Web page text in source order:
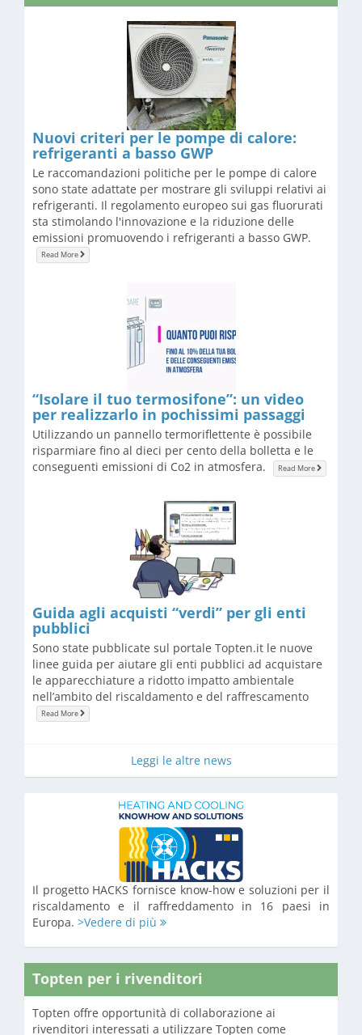
Nuovi criteri per le pompe di calore:
refrigeranti a basso GWP
Le raccomandazioni politiche per le pompe di calore
sono state adattate per mostrare gli sviluppi relativi ai
refrigeranti. Il regolamento europeo sui gas fluorurati
sta stimolando l'innovazione e la riduzione delle
emissioni promuovendo i refrigeranti a basso GWP.
Read More
​“Isolare il tuo termosifone”: un video
per realizzarlo in pochissimi passaggi
Utilizzando un pannello termoriflettente è possibile
risparmiare fino al dieci per cento della bolletta e le
conseguenti emissioni di Co2 in atmosfera.
Read More
Guida agli acquisti “verdi” per gli enti
pubblici
Sono state pubblicate sul portale Topten.it le nuove
linee guida per aiutare gli enti pubblici ad acquistare
le apparecchiature a ridotto impatto ambientale
nell’ambito del riscaldamento e del raffrescamento
Read More
Leggi le altre news
Il progetto HACKS fornisce know-how e soluzioni per il
riscaldamento e il raffreddamento in 16 paesi in
Europa. >Vedere di più
Topten per i rivenditori
Topten offre opportunità di collaborazione ai
rivenditori interessati a utilizzare Topten come